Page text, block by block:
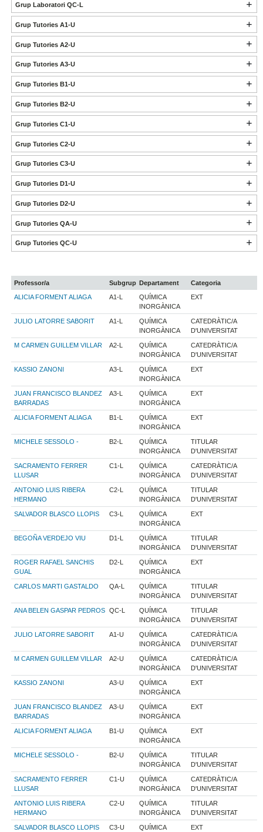
Grup Laboratori QC-L
Grup Tutories A1-U
Grup Tutories A2-U
Grup Tutories A3-U
Grup Tutories B1-U
Grup Tutories B2-U
Grup Tutories C1-U
Grup Tutories C2-U
Grup Tutories C3-U
Grup Tutories D1-U
Grup Tutories D2-U
Grup Tutories QA-U
Grup Tutories QC-U
Professor/a Subgrup Departament
Categoria
ALICIA FORMENT ALIAGA
A1-L
QUÍMICA
INORGÀNICA
EXT
JULIO LATORRE SABORIT A1-L
QUÍMICA
INORGÀNICA
CATEDRÀTIC/A
D'UNIVERSITAT
M CARMEN GUILLEM VILLAR A2-L
QUÍMICA
INORGÀNICA
CATEDRÀTIC/A
D'UNIVERSITAT
KASSIO ZANONI A3-L
QUÍMICA
INORGÀNICA
EXT
JUAN FRANCISCO BLANDEZ
BARRADAS
A3-L
QUÍMICA
INORGÀNICA
EXT
ALICIA FORMENT ALIAGA B1-L
QUÍMICA
INORGÀNICA
EXT
MICHELE SESSOLO - B2-L
QUÍMICA
INORGÀNICA
TITULAR
D'UNIVERSITAT
SACRAMENTO FERRER
LLUSAR
C1-L
QUÍMICA
INORGÀNICA
CATEDRÀTIC/A
D'UNIVERSITAT
ANTONIO LUIS RIBERA
HERMANO
C2-L
QUÍMICA
INORGÀNICA
TITULAR
D'UNIVERSITAT
SALVADOR BLASCO LLOPIS C3-L
QUÍMICA
INORGÀNICA
EXT
BEGOÑA VERDEJO VIU D1-L
QUÍMICA
INORGÀNICA
TITULAR
D'UNIVERSITAT
ROGER RAFAEL SANCHIS
GUAL
D2-L
QUÍMICA
INORGÀNICA
EXT
CARLOS MARTI GASTALDO QA-L
QUÍMICA
INORGÀNICA
TITULAR
D'UNIVERSITAT
ANA BELEN GASPAR PEDROS QC-L
QUÍMICA
INORGÀNICA
TITULAR
D'UNIVERSITAT
JULIO LATORRE SABORIT A1-U
QUÍMICA
INORGÀNICA
CATEDRÀTIC/A
D'UNIVERSITAT
M CARMEN GUILLEM VILLAR A2-U
QUÍMICA
INORGÀNICA
CATEDRÀTIC/A
D'UNIVERSITAT
KASSIO ZANONI A3-U
QUÍMICA
INORGÀNICA
EXT
JUAN FRANCISCO BLANDEZ
BARRADAS
A3-U
QUÍMICA
INORGÀNICA
EXT
ALICIA FORMENT ALIAGA B1-U
QUÍMICA
INORGÀNICA
EXT
MICHELE SESSOLO - B2-U
QUÍMICA
INORGÀNICA
TITULAR
D'UNIVERSITAT
SACRAMENTO FERRER
LLUSAR
C1-U
QUÍMICA
INORGÀNICA
CATEDRÀTIC/A
D'UNIVERSITAT
ANTONIO LUIS RIBERA
HERMANO
C2-U
QUÍMICA
INORGÀNICA
TITULAR
D'UNIVERSITAT
SALVADOR BLASCO LLOPIS C3-U
QUÍMICA
EXT